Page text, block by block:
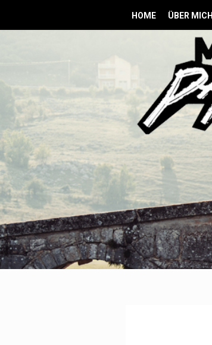
HOME ÜBER MICH